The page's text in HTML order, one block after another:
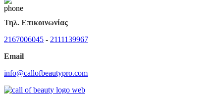
Τηλ. Επικοινωνίας
2167006045 - 2111139967
Email
info@callofbeautypro.com